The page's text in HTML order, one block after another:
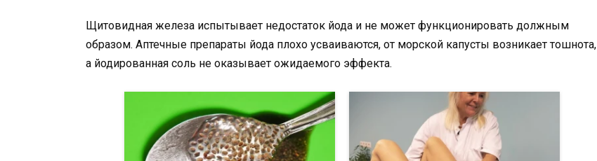
Щитовидная железа испытывает недостаток йода и не может функционировать должным
образом. Аптечные препараты йода плохо усваиваются, от морской капусты возникает тошнота,
а йодированная соль не оказывает ожидаемого эффекта.